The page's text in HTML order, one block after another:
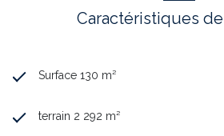
Caractéristiques
Surface 130 m²
terrain 2 292 m²